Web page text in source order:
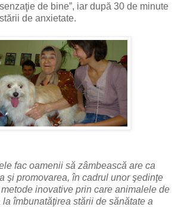
de bine”, iar după 30 de minute
de anxietate.
fac oamenii să zâmbească are ca
şi promovarea, în cadrul unor şedinţe
inovative prin care animalele de
îmbunatăţirea stării de sănătate a